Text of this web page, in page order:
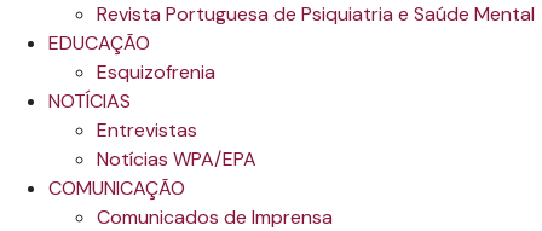
Revista Portuguesa de Psiquiatria e Saúde Mental
EDUCAÇÃO
Esquizofrenia
NOTÍCIAS
Entrevistas
Notícias WPA/EPA
COMUNICAÇÃO
Comunicados de Imprensa